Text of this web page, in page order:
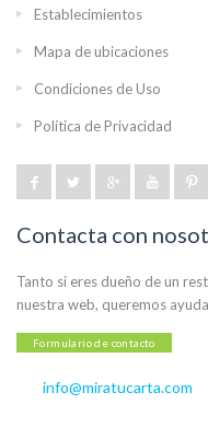
Establecimientos
Mapa de ubicaciones
Condiciones de Uso
Política de Privacidad
Contacta con
Tanto si eres dueño de un
nuestra web, queremos
Formulario de contacto
info@miratucarta.com